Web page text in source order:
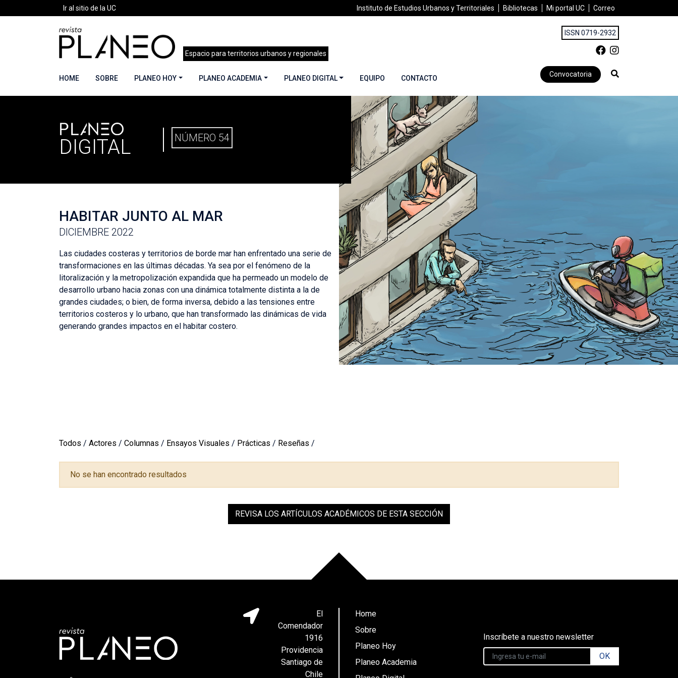
Ir al sitio de la UC Instituto de Estudios Urbanos y Territoriales Bibliotecas Mi portal UC Correo
Espacio para territorios urbanos y regionales
ISSN 0719-2932
HOME SOBRE PLANEO HOY PLANEO ACADEMIA PLANEO DIGITAL EQUIPO CONTACTO Convocatoria
PORTADA »PLANEO DIGITAL »PLANEO 54 | HABITAR JUNTO AL MAR | DICIEMBRE 2022
PLANEO
DIGITAL
NÚMERO 54
HABITAR JUNTO AL MAR
DICIEMBRE 2022
Las ciudades costeras y territorios de borde mar han enfrentado una serie de
transformaciones en las últimas décadas. Ya sea por el fenómeno de la
litoralización y la metropolización expandida que ha permeado un modelo de
desarrollo urbano hacia zonas con una dinámica totalmente distinta a la de
grandes ciudades; o bien, de forma inversa, debido a las tensiones entre
territorios costeros y lo urbano, que han transformado las dinámicas de vida
generando grandes impactos en el habitar costero.
Todos / Actores / Columnas / Ensayos Visuales / Prácticas / Reseñas /
No se han encontrado resultados
REVISA LOS ARTÍCULOS ACADÉMICOS DE ESTA SECCIÓN
El
Comendador
1916
Providencia
Santiago de
Chile
Home
Sobre
Planeo Hoy
Planeo Academia
Inscríbete a nuestro newsletter
OK